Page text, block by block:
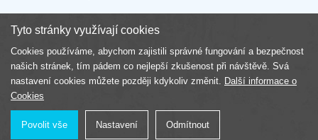
Součást skupiny
Tyto stránky využívají cookies
Cookies používáme, abychom zajistili správné fungování a bezpečnost
našich stránek, tím pádem co nejlepší zkušenost při návštěvě. Svá
nastavení cookies můžete později kdykoliv změnit. Další informace o
Cookies
Povolit vše Nastavení Odmítnout